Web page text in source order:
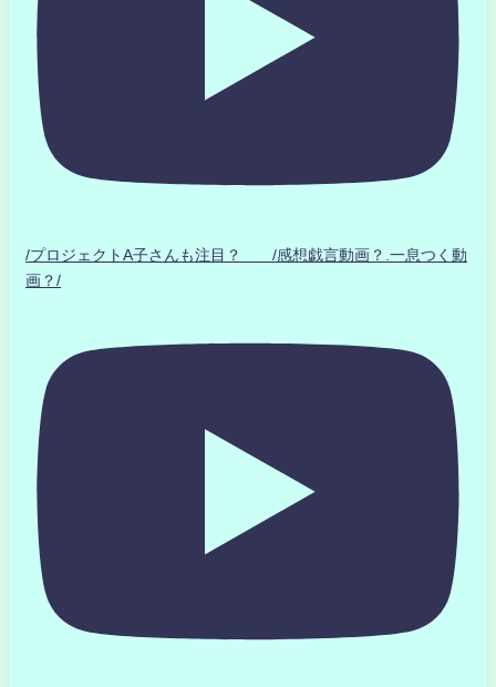
/プロジェクトA子さんも注目？ /感想戯言動画？.一息つく動
画？/